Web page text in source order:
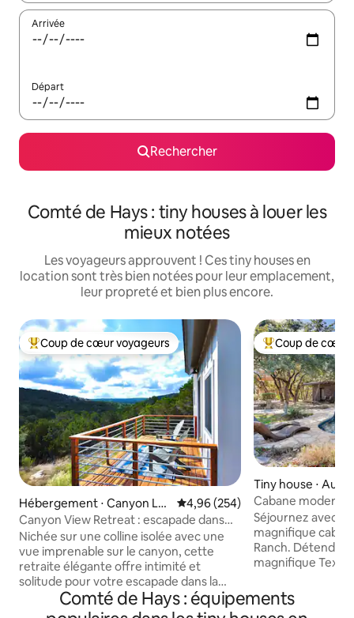
Arrivée
Départ
Rechercher
Comté de Hays : tiny houses à louer les
mieux notées
Les voyageurs approuvent ! Ces tiny houses en
location sont très bien notées pour leur emplacement,
leur propreté et bien plus encore.
Coups de cœur voyageurs les plus appréciés
Coup de cœur voyageurs
Hébergement ⋅ Canyon Lak
e
Évaluation moyenne sur la
4,96 (254)
Canyon View Retreat : escapade dans
les collines
Nichée sur une colline isolée avec une
vue imprenable sur le canyon, cette
retraite élégante offre intimité et
solitude pour votre escapade dans la
région de Hill Country. Parfaitement
situé sur le côté sud de Canyon Lake,
Coups de cœur
Coup de cœur
Tiny house ⋅
Cabane
chèvres et émeus
Séjournez avec
magnifique
Ranch. Détendez-vous sur 85 acres de
magnifique Texas
d'Austin. Cette
offre 350 pieds
Comté de Hays : équipements